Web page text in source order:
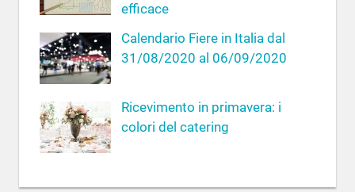
efficace
Calendario Fiere in Italia dal
31/08/2020 al 06/09/2020
Ricevimento in primavera: i
colori del catering